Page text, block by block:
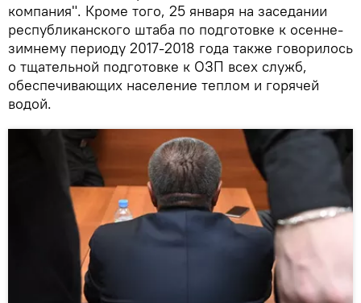
компания". Кроме того, 25 января на заседании
республиканского штаба по подготовке к осенне-
зимнему периоду 2017-2018 года также говорилось
о тщательной подготовке к ОЗП всех служб,
обеспечивающих население теплом и горячей
водой.